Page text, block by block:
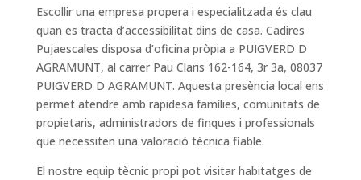
Escollir una empresa propera i especialitzada és clau
quan es tracta d’accessibilitat dins de casa. Cadires
Pujaescales disposa d’oficina pròpia a PUIGVERD D
AGRAMUNT, al carrer Pau Claris 162-164, 3r 3a, 08037
PUIGVERD D AGRAMUNT. Aquesta presència local ens
permet atendre amb rapidesa famílies, comunitats de
propietaris, administradors de finques i professionals
que necessiten una valoració tècnica fiable.
El nostre equip tècnic propi pot visitar habitatges de